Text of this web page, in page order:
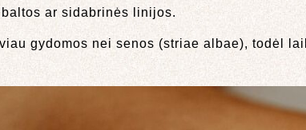
ar sidabrinės linijos.
gydomos nei senos (striae albae), todėl